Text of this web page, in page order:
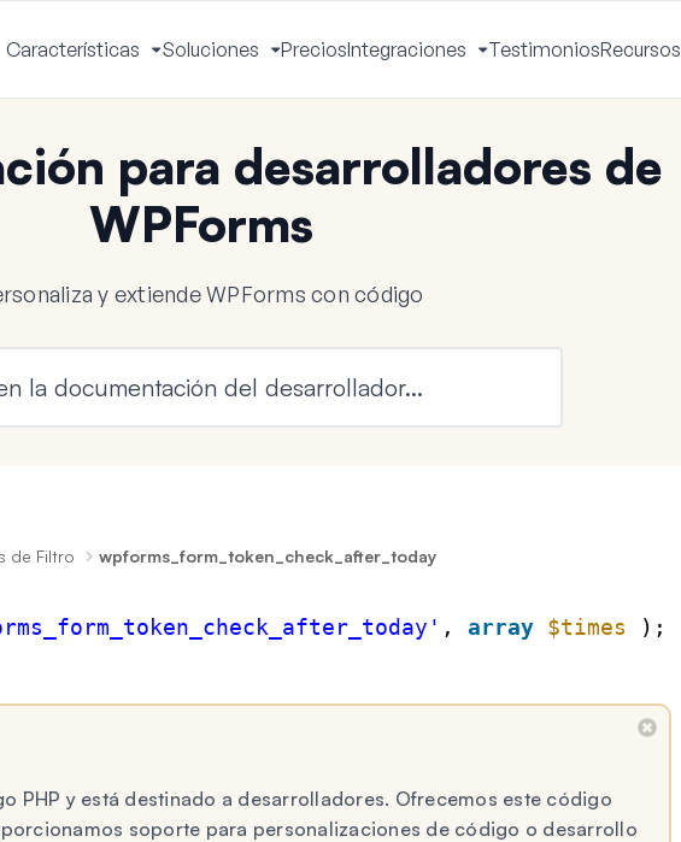
Características
Activar
menú
Soluciones
Activar
menú
PreciosIntegraciones
Activar
menú
TestimoniosRecursos
para desarrolladores de
WPForms
y extiende WPForms con código
de Filtro wpforms_form_token_check_after_today
, array $times );
PHP y está destinado a desarrolladores. Ofrecemos este código
soporte para personalizaciones de código o desarrollo